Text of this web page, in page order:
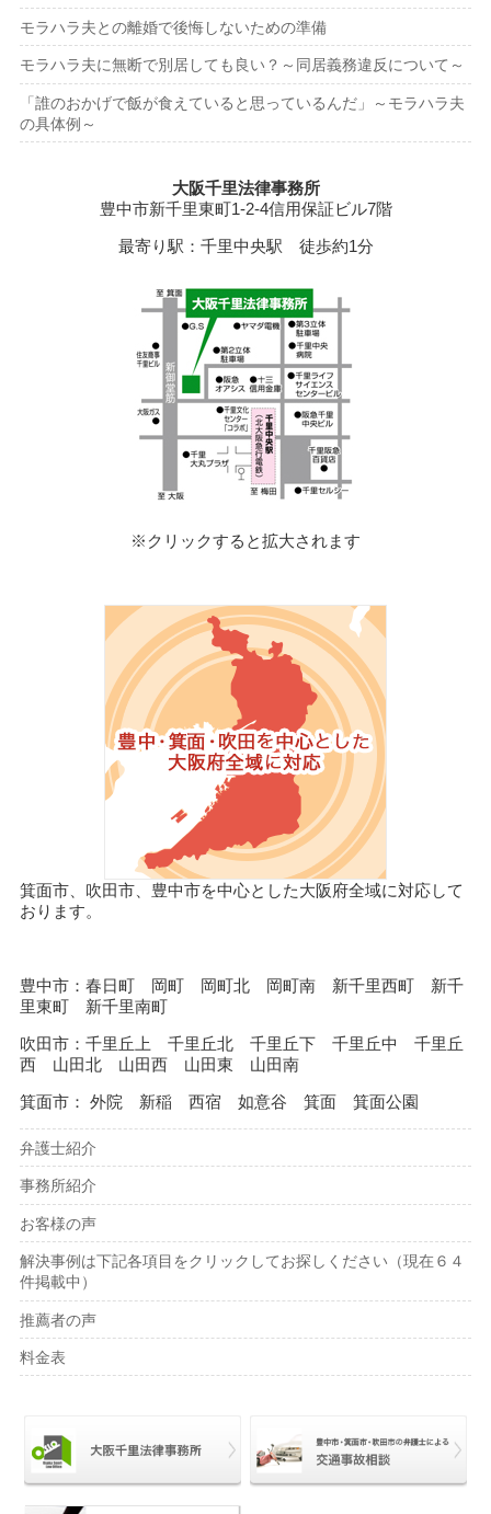
モラハラ夫との離婚で後悔しないための準備
モラハラ夫に無断で別居しても良い？～同居義務違反について～
「誰のおかげで飯が食えていると思っているんだ」～モラハラ夫
の具体例～
大阪千里法律事務所
豊中市新千里東町1-2-4信用保証ビル7階
最寄り駅：千里中央駅 徒歩約1分
※クリックすると拡大されます
箕面市、吹田市、豊中市を中心とした大阪府全域に対応して
おります。
豊中市：春日町 岡町 岡町北 岡町南 新千里西町 新千
里東町 新千里南町
吹田市：千里丘上 千里丘北 千里丘下 千里丘中 千里丘
西 山田北 山田西 山田東 山田南
箕面市： 外院 新稲 西宿 如意谷 箕面 箕面公園
弁護士紹介
事務所紹介
お客様の声
解決事例は下記各項目をクリックしてお探しください（現在６４
件掲載中）
推薦者の声
料金表